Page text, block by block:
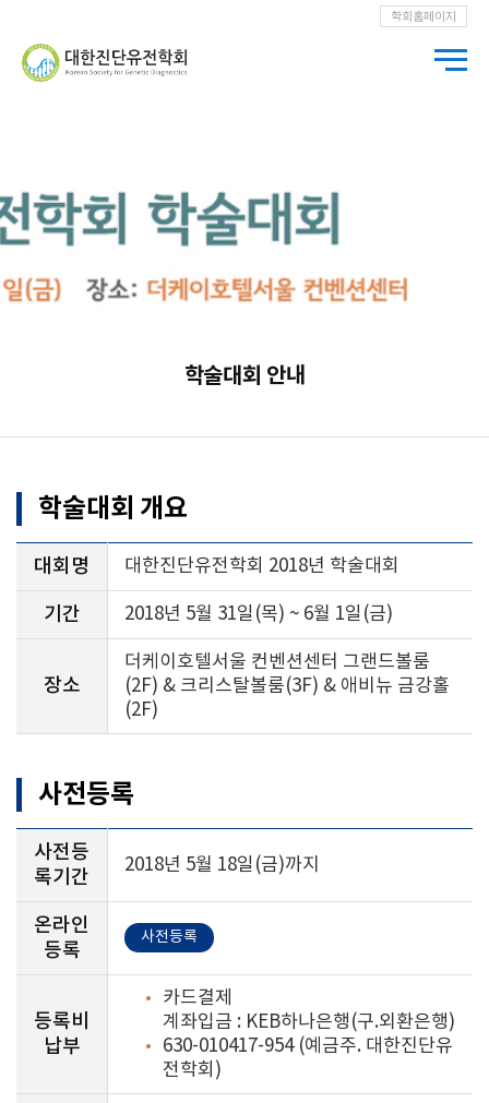
학회홈페이지
학술대회 안내
학술대회 개요
대회명 대한진단유전학회 2018년 학술대회
기간 2018년 5월 31일(목) ~ 6월 1일(금)
장소
더케이호텔서울 컨벤션센터 그랜드볼룸
(2F) & 크리스탈볼룸(3F) & 애비뉴 금강홀
(2F)
사전등록
사전등
록기간
2018년 5월 18일(금)까지
온라인
등록
사전등록
등록비
납부
카드결제
계좌입금 : KEB하나은행(구.외환은행)
630-010417-954 (예금주. 대한진단유
전학회)